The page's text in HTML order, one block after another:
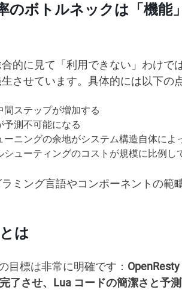
のボトルネックは「機能
的に見て「利用できない」わけで
させています。具体的には以下の
間ステップが増加する
測不可能になる
ーニングの余地がシステム構造自体によ
シューティングのコストが規模に比例し
ミング言語やコンポーネントの範
とは
目標は非常に明確です：
了させ、Lua コードの簡潔さと予